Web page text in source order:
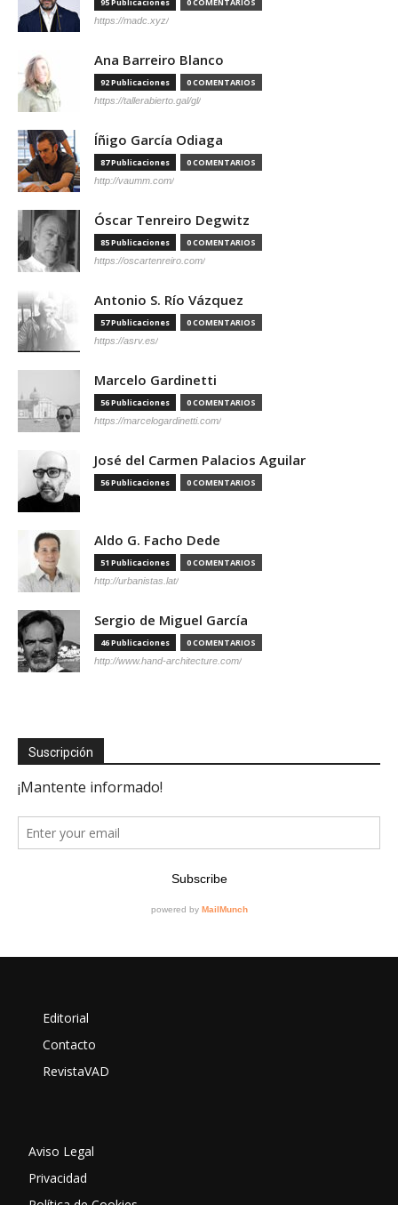
95 Publicaciones 0 COMENTARIOS
https://madc.xyz/
Ana Barreiro Blanco
92 Publicaciones 0 COMENTARIOS
https://tallerabierto.gal/gl/
Íñigo García Odiaga
87 Publicaciones 0 COMENTARIOS
http://vaumm.com/
Óscar Tenreiro Degwitz
85 Publicaciones 0 COMENTARIOS
https://oscartenreiro.com/
Antonio S. Río Vázquez
57 Publicaciones 0 COMENTARIOS
https://asrv.es/
Marcelo Gardinetti
56 Publicaciones 0 COMENTARIOS
https://marcelogardinetti.com/
José del Carmen Palacios Aguilar
56 Publicaciones 0 COMENTARIOS
Aldo G. Facho Dede
51 Publicaciones 0 COMENTARIOS
http://urbanistas.lat/
Sergio de Miguel García
46 Publicaciones 0 COMENTARIOS
http://www.hand-architecture.com/
Suscripción
Editorial
Contacto
RevistaVAD
Aviso Legal
Privacidad